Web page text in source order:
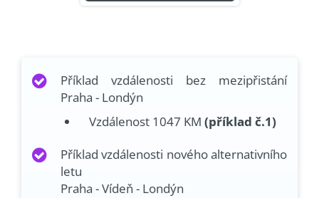
Příklad vzdálenosti bez mezipřistání
Praha - Londýn
Vzdálenost 1047 KM (příklad č.1)
Příklad vzdálenosti nového alternativního
letu
Praha - Vídeň - Londýn